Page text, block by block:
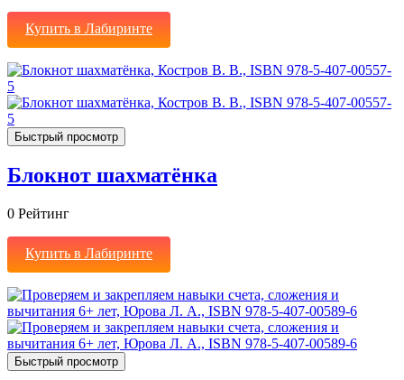
Купить в Лабиринте
Быстрый просмотр
Блокнот шахматёнка
0 Рейтинг
Купить в Лабиринте
Быстрый просмотр